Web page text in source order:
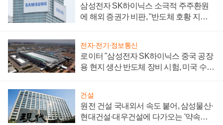
삼성전자 SK하이닉스 소극적 주주환원
에 해외 증권가 비판, "반도체 호황 지속
전자·전기·정보통신
로이터 "삼성전자 SK하이닉스 중국 공장
용 현지 생산 반도체 장비 시험, 미국 수출
건설
원전 건설 국내외서 속도 붙어, 삼성물산·
현대건설·대우건설에 다가오는 '약속의